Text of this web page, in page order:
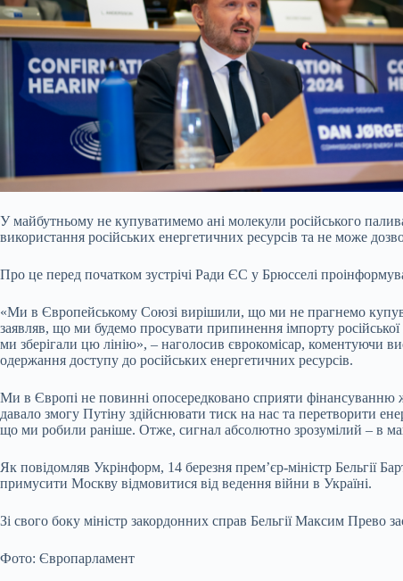
У майбутньому не купуватимемо ані молекули російського
використання російських енергетичних ресурсів та не може
Про це перед початком зустрічі Ради ЄС у Брюсселі
«Ми в Європейському Союзі вирішили, що ми не прагнемо
заявляв, що ми будемо просувати припинення імпорту
ми зберігали цю лінію», – наголосив єврокомісар, коментуючи
одержання доступу до російських енергетичних ресурсів.
Ми в Європі не повинні опосередковано сприяти фінансуванню
давало змогу Путіну здійснювати тиск на нас та перетворити
що ми робили раніше. Отже, сигнал абсолютно зрозумілий – в
Як повідомляв Укрінформ, 14 березня прем’єр-міністр Бельгії
примусити Москву відмовитися від ведення війни в Україні.
Зі свого боку міністр закордонних справ Бельгії Максим Прево
Фото: Європарламент